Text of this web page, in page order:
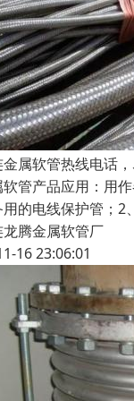
属软管热线电话
管产品应用：用
的电线保护管；2
腾金属软管厂
16 23:06:01